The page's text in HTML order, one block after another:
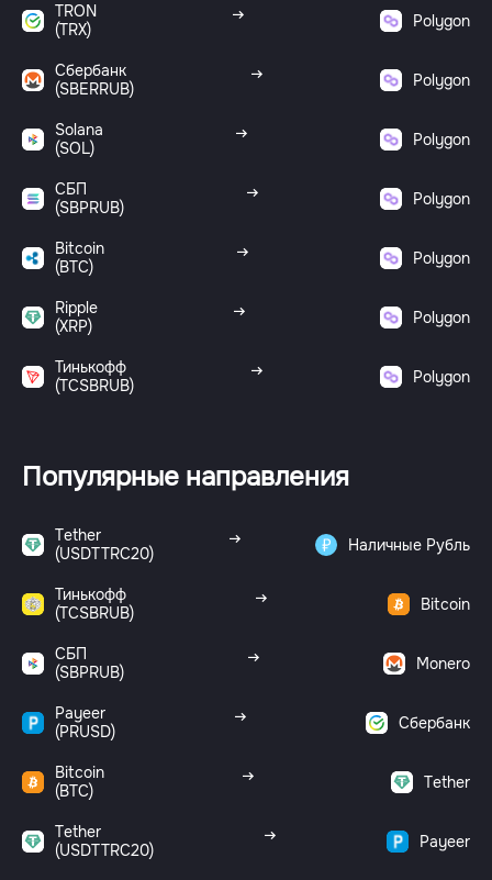
TRON
(TRX)
Polygon
Сбербанк
(SBERRUB)
Polygon
Solana
(SOL)
Polygon
СБП
(SBPRUB)
Polygon
Bitcoin
(BTC)
Polygon
Ripple
(XRP)
Polygon
Тинькофф
(TCSBRUB)
Polygon
Популярные направления
Tether
(USDTTRC20)
Наличные Рубль
Тинькофф
(TCSBRUB)
Bitcoin
СБП
(SBPRUB)
Monero
Payeer
(PRUSD)
Сбербанк
Bitcoin
(BTC)
Tether
Tether
(USDTTRC20)
Payeer